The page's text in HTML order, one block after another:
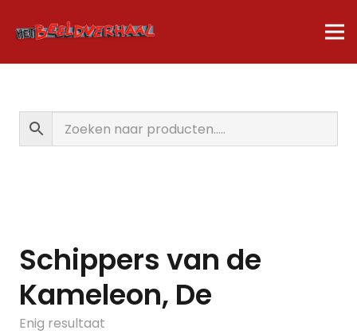
Schippers van de
Kameleon, De
Enig resultaat